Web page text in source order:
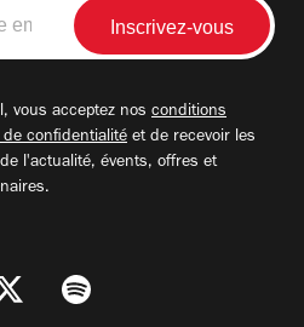
vous acceptez nos conditions
de confidentialité et de recevoir les
l'actualité, évents, offres et